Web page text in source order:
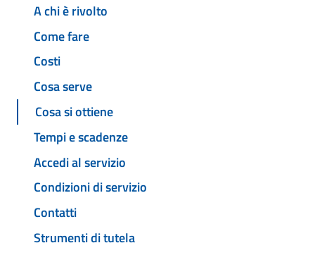
A chi è rivolto
Come fare
Costi
Cosa serve
Cosa si ottiene
Tempi e scadenze
Accedi al servizio
Condizioni di servizio
Contatti
Strumenti di tutela